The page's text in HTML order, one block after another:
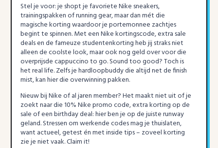
Stel je voor: je shopt je favoriete Nike sneakers,
trainingspakken of running gear, maar dan mét die
magische korting waardoor je portemonnee zachtjes
begint te spinnen. Met een Nike kortingscode, extra sale
deals en de fameuze studentenkorting heb jij straks niet
alleen de coolste look, maar ook nog geld over voor die
overprijsde cappuccino to go. Sound too good? Toch is
het real life. Zelfs je hardloopbuddy die altijd net de finish
mist, kan hier die overwinning pakken.
Nieuw bij Nike of al jaren member? Het maakt niet uit of je
zoekt naar die 10% Nike promo code, extra korting op de
sale of een birthday deal: hier ben je op de juiste runway
geland. Stressen om werkende codes mag je thuislaten,
want actueel, getest én met inside tips – zoveel korting
zie je niet vaak. Claim it!